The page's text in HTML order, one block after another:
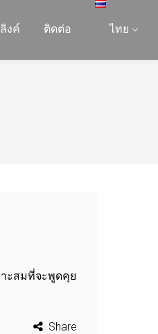
ลิงค์ ติดต่อ ไทย
าะสมที่จะพูดคุย
Share